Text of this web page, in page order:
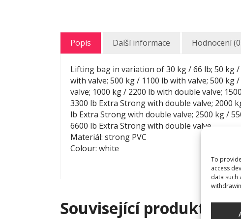
To
access
data such
Popis Další informace Hodnocení
Lifting bag in variation of 30 kg / 66 lb; 50 kg
with valve; 500 kg / 1100 lb with valve; 500
valve; 1000 kg / 2200 lb with double valve;
3300 lb Extra Strong with double valve; 2000
lb Extra Strong with double valve; 2500 kg /
6600 lb Extra Strong with double valve
Materiál: strong PVC
Colour: white
Související produkty